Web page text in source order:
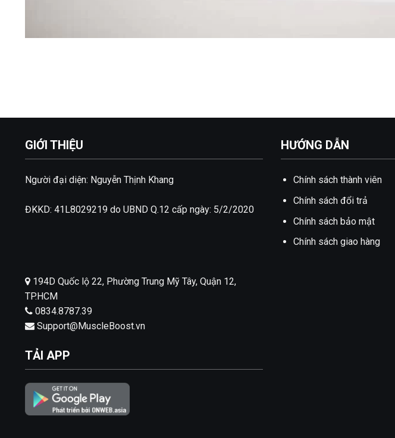
GIỚI THIỆU
Người đại diện: Nguyễn Thịnh Khang
ĐKKD: 41L8029219 do UBND Q.12 cấp ngày: 5/2/2020
194D Quốc lộ 22, Phường Trung Mỹ Tây, Quận 12,
TP.HCM
0834.8787.39
Support@MuscleBoost.vn
TẢI APP
HƯỚNG DẪN
Chính sách thành viên
Chính sách đổi trả
Chính sách bảo mật
Chính sách giao hàng